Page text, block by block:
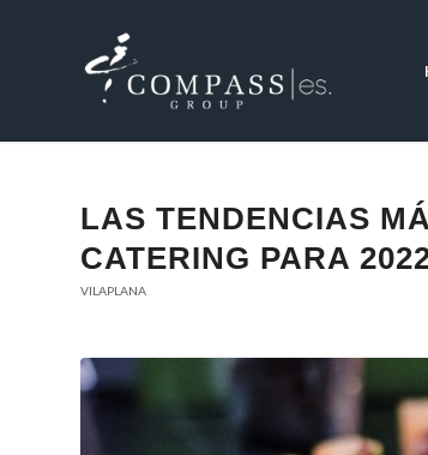
LAS TENDENCIAS
CATERING PARA
VILAPLANA